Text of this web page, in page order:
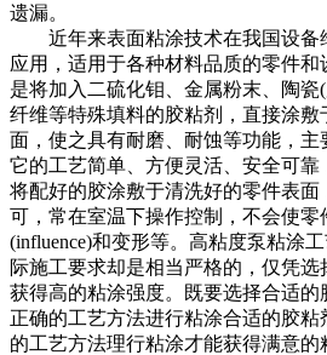
遗漏。
近年来表面粘涂技术在我国设备
应用，适用于各种材料品质的零件
是将加入二硫化钼、金属粉末、陶瓷
纤维等特殊填料的胶粘剂，直接涂敷
面，使之具有耐磨、耐蚀等功能，主
它的工艺简单、方便灵活、安全可
将配好的胶涂敷于清洗好的零件表面
可，常在室温下操作控制，不会使零
(influence)和变形等。高粘度泵粘涂
际施工要求却是相当严格的，仅凭
获得高的粘涂强度。既要选择合适
正确的工艺方法进行粘涂合适的胶
的工艺方法理行粘涂才能获得满意的